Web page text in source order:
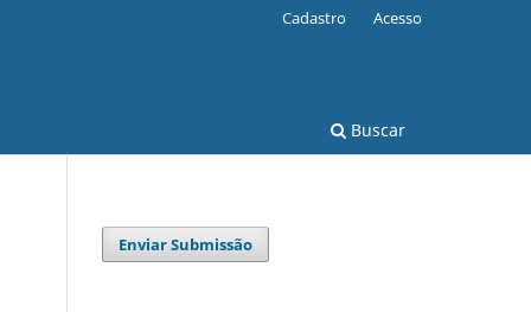
Buscar
Cadastro Acesso
Enviar Submissão